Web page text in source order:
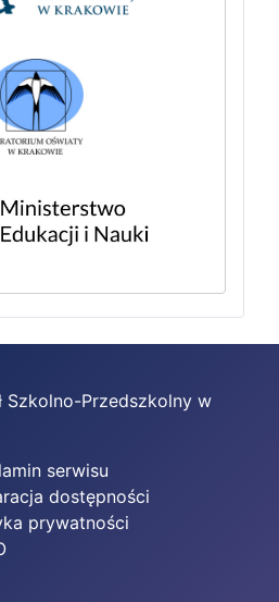
Szkolno-Przedszkolny w
serwisu
dostępności
prywatności